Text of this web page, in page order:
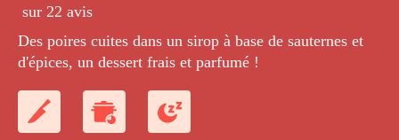
sur 22 avis
Des poires cuites dans un sirop à base de sauternes et
d'épices, un dessert frais et parfumé !